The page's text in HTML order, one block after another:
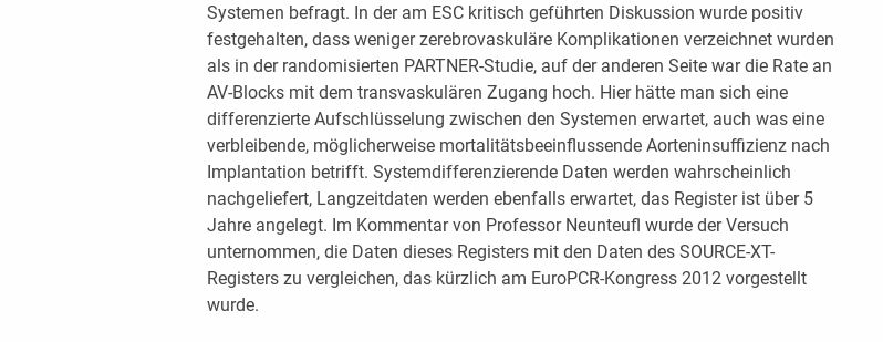
Systemen befragt. In der am ESC kritisch geführten Diskussion wurde positiv
festgehalten, dass weniger zerebrovaskuläre Komplikationen verzeichnet wurden
als in der randomisierten PARTNER-Studie, auf der anderen Seite war die Rate an
AV-Blocks mit dem transvaskulären Zugang hoch. Hier hätte man sich eine
differenzierte Aufschlüsselung zwischen den Systemen erwartet, auch was eine
verbleibende, möglicherweise mortalitätsbeeinflussende Aorteninsuffizienz nach
Implantation betrifft. Systemdifferenzierende Daten werden wahrscheinlich
nachgeliefert, Langzeitdaten werden ebenfalls erwartet, das Register ist über 5
Jahre angelegt. Im Kommentar von Professor Neunteufl wurde der Versuch
unternommen, die Daten dieses Registers mit den Daten des SOURCE-XT-
Registers zu vergleichen, das kürzlich am EuroPCR-Kongress 2012 vorgestellt
wurde.